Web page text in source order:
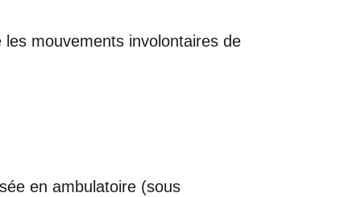
mouvements involontaires de
en ambulatoire (sous